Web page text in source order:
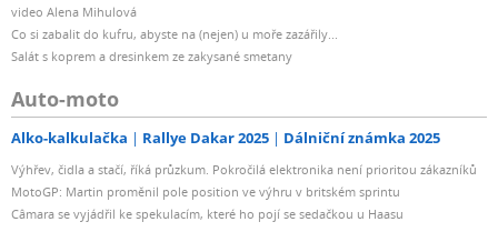
video Alena Mihulová
Co si zabalit do kufru, abyste na (nejen) u moře zazářily...
Salát s koprem a dresinkem ze zakysané smetany
Auto-moto
Alko-kalkulačka Rallye Dakar 2025 Dálniční známka 2025
Výhřev, čidla a stačí, říká průzkum. Pokročilá elektronika není prioritou zákazníků
MotoGP: Martin proměnil pole position ve výhru v britském sprintu
Câmara se vyjádřil ke spekulacím, které ho pojí se sedačkou u Haasu